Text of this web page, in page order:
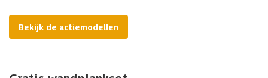
Bekijk de actiemodellen